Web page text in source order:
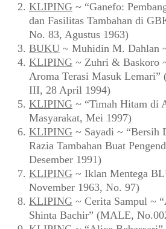
KLIPING ~ “Ganefo:
dan Fasilitas Tambahan di
No. 83, Agustus 1963)
BUKU ~ Muhidin M. Dahlan
KLIPING ~ Zuhri & Baskoro
Aroma Terasi Masuk
III, 28 April 1994)
KLIPING ~ “Timah Hitam di
Masyarakat, Mei 1997)
KLIPING ~ Sayadi ~ “Bersih
Razia Tambahan Buat
Desember 1991)
KLIPING ~ Iklan Mentega
November 1963, No. 97)
KLIPING ~ Cerita Sampul ~
Shinta Bachir” (MALE,